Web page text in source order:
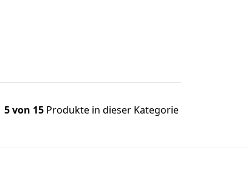
5 von 15 Produkte in dieser Kategorie